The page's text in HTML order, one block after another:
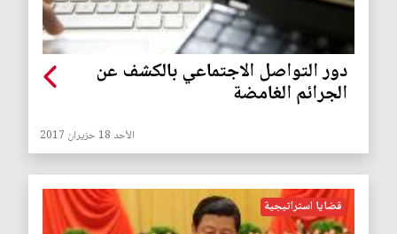
دور التواصل الاجتماعي بالكشف عن
الجرائم الغامضة
الأحد 18 حزيران 2017
قضايا استراتيجية